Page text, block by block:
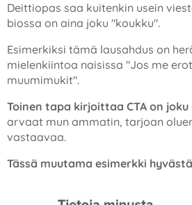
Deittiopas saa kuitenkin usein
biossa on aina joku "koukku".
Esimerkiksi tämä lausahdus on
mielenkiintoa naisissa "Jos me
muumimukit".
Toinen tapa kirjoittaa CTA on joku
arvaat mun ammatin, tarjoan
vastaavaa.
Tässä muutama esimerkki